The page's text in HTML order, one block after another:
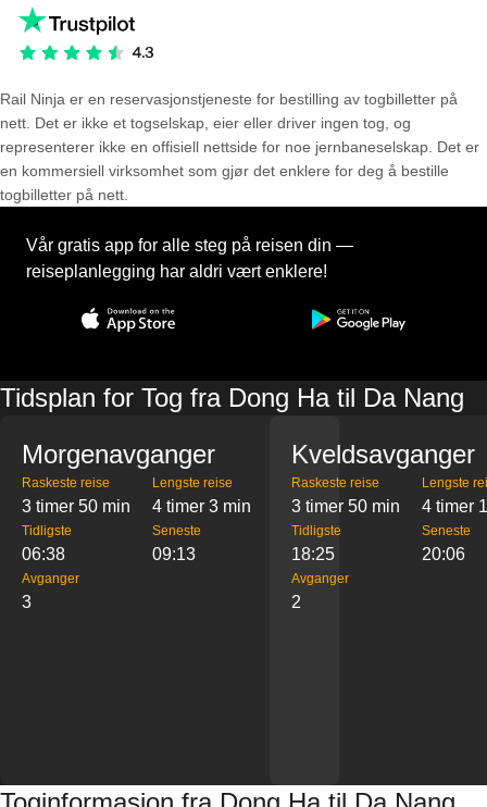
Rail Ninja er en reservasjons­tjeneste for bestilling av togbilletter på
nett. Det er ikke et togselskap, eier eller driver ingen tog, og
representerer ikke en offisiell nettside for noe jernbaneselskap. Det er
en kommersiell virksomhet som gjør det enklere for deg å bestille
togbilletter på nett.
Vår gratis app for alle steg på reisen din —
reiseplanlegging har aldri vært enklere!
Tidsplan for Tog fra Dong Ha til Da Nang
Morgenavganger
Raskeste reise
3 timer 50 min
Lengste reise
4 timer 3 min
Tidligste
06:38
Seneste
09:13
Avganger
3
Kveldsavganger
Raskeste reise
3 timer 50 min
Lengste
4 timer
Tidligste
18:25
Seneste
20:06
Avganger
2